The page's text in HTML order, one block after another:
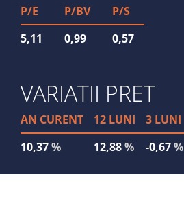
P/E P/BV
P/S
5,11
0,99 0,57
VARIATII PRET
AN CURENT 12 LUNI 3 LUNI
10,37% 12,88% -0,67%